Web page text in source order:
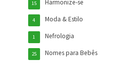
Harmonize-se
15
Moda & Estilo
4
Nefrologia
1
Nomes para Bebês
25